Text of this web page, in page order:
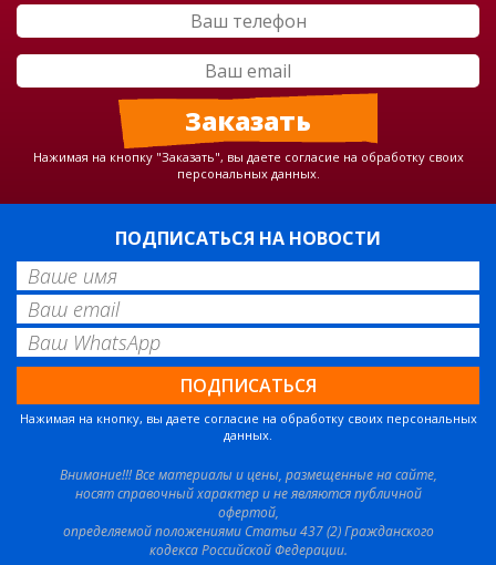
Нажимая на кнопку "Заказать", вы даете согласие на обработку своих
персональных данных.
ПОДПИСАТЬСЯ НА НОВОСТИ
Нажимая на кнопку, вы даете согласие на обработку своих персональных
данных.
Внимание!!! Все материалы и цены, размещенные на сайте,
носят справочный характер и не являются публичной
офертой,
определяемой положениями Статьи 437 (2) Гражданского
кодекса Российской Федерации.